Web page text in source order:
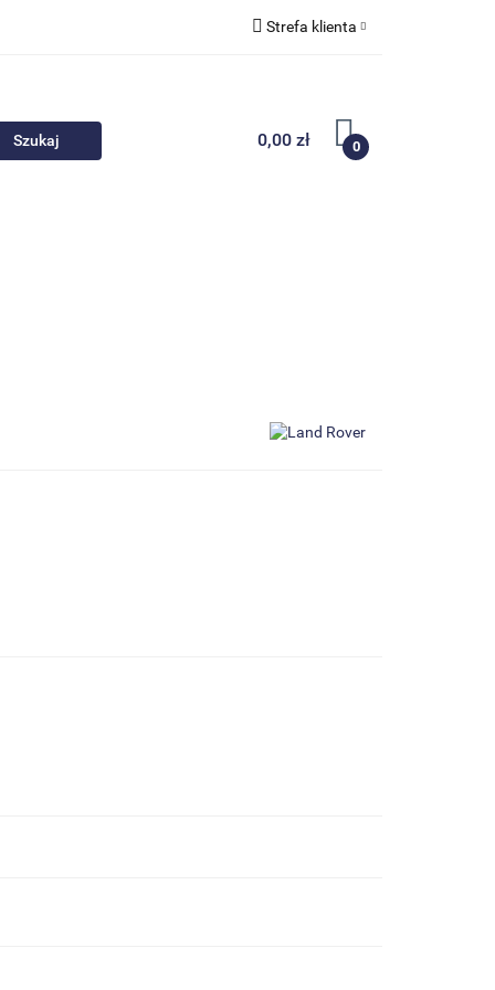
Strefa klienta
Zarejestruj się
Dodaj zgłoszenie
0,00 zł 0